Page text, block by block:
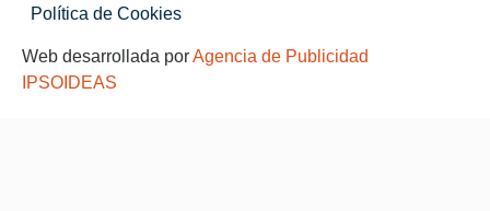
Política de Cookies
Web desarrollada porAgencia de Publicidad
IPSOIDEAS